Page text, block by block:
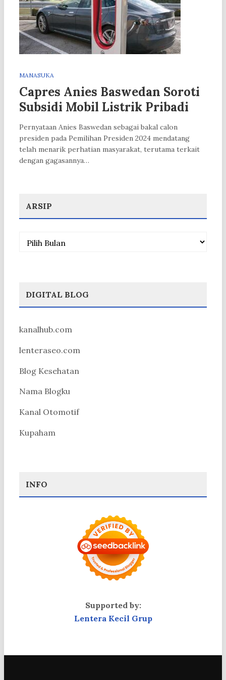
MANASUKA
Capres Anies Baswedan Soroti
Subsidi Mobil Listrik Pribadi
Pernyataan Anies Baswedan sebagai bakal calon
presiden pada Pemilihan Presiden 2024 mendatang
telah menarik perhatian masyarakat, terutama terkait
dengan gagasannya…
ARSIP
Arsip
DIGITAL BLOG
kanalhub.com
lenteraseo.com
Blog Kesehatan
Nama Blogku
Kanal Otomotif
Kupaham
INFO
Supported by:
Lentera Kecil Grup